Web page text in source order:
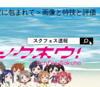
包まれて＞画像と特技と評価